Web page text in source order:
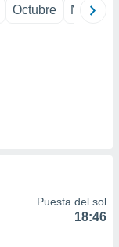
Octubre
Puesta del sol
18:46